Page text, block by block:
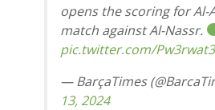
opens the scoring for Al-
match against Al-Nassr.
pic.twitter.com/
— BarçaTimes
13, 2024